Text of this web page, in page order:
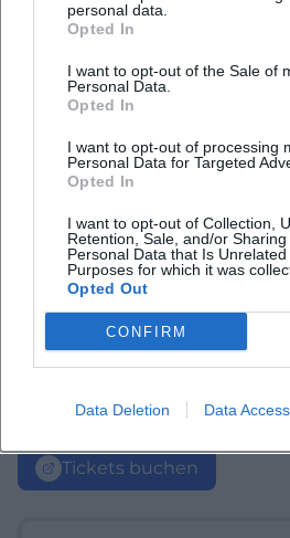
personal data.
Opted In
I want to opt-out of the Sale of
Personal Data.
Opted In
I want to opt-out of processing
Personal Data for Targeted
Opted In
I want to opt-out of Collection,
Retention, Sale, and/or
Personal Data that Is
Purposes for which it was
Opted Out
CONFIRM
Data Deletion Data Access
Tickets buchen